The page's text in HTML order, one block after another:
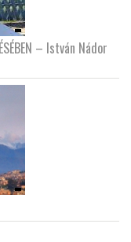
– István Nádor